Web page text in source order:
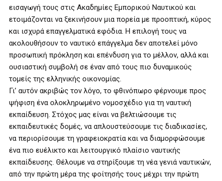
εισαγωγή τους στις Ακαδημίες Εμπορικού Ναυτικού και
ετοιμάζονται να ξεκινήσουν μια πορεία με προοπτική, κύρος
και ισχυρά επαγγελματικά εφόδια. Η επιλογή τους να
ακολουθήσουν το ναυτικό επάγγελμα δεν αποτελεί μόνο
προσωπική πρόκληση και επένδυση για το μέλλον, αλλά και
ουσιαστική συμβολή σε έναν από τους πιο δυναμικούς
τομείς της ελληνικής οικονομίας.
Γι’ αυτόν ακριβώς τον λόγο, το φθινόπωρο φέρνουμε προς
ψήφιση ένα ολοκληρωμένο νομοσχέδιο για τη ναυτική
εκπαίδευση. Στόχος μας είναι να βελτιώσουμε τις
εκπαιδευτικές δομές, να απλουστεύσουμε τις διαδικασίες,
να περιορίσουμε τη γραφειοκρατία και να διαμορφώσουμε
ένα πιο ευέλικτο και λειτουργικό πλαίσιο ναυτικής
εκπαίδευσης. Θέλουμε να στηρίξουμε τη νέα γενιά ναυτικών,
από την πρώτη μέρα της φοίτησής τους μέχρι την πρώτη